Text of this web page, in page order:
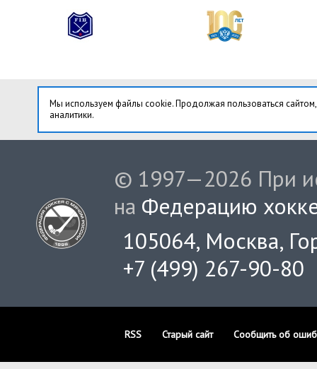
Мы используем файлы cookie. Продолжая пользоваться
аналитики.
© 1997—2026 При
на Федерацию
105064, Москва,
+7 (499) 267-90-80
RSS Старый сайт Сообщить об